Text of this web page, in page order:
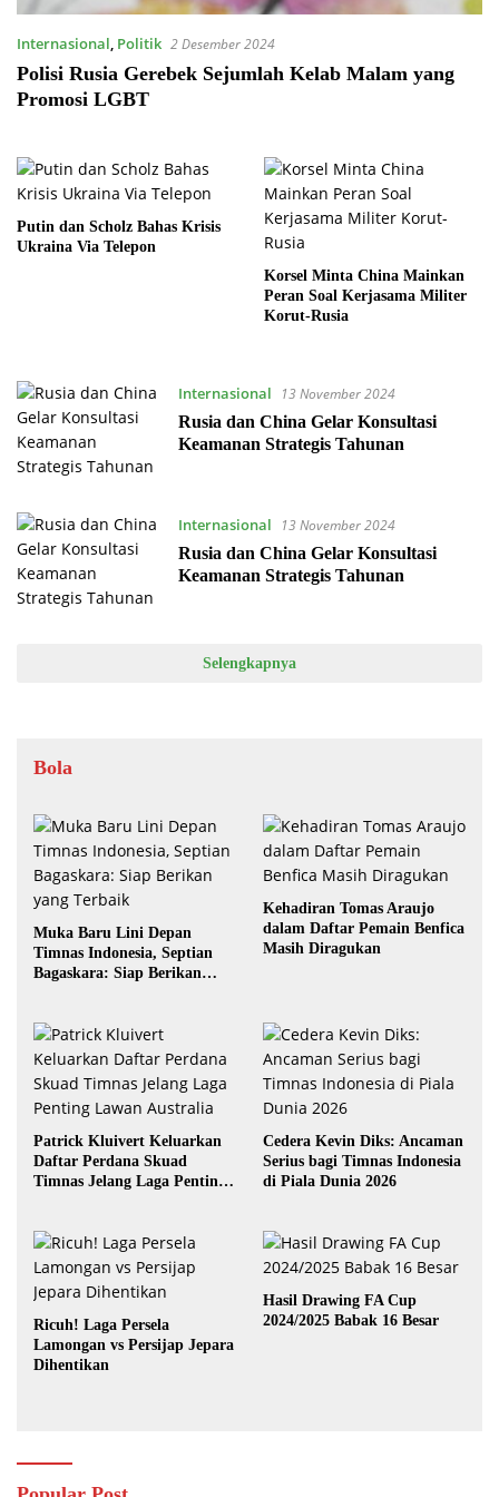
Internasional, Politik 2 Desember 2024
Polisi Rusia Gerebek Sejumlah Kelab Malam yang
Promosi LGBT
Putin dan Scholz Bahas Krisis
Ukraina Via Telepon
Korsel Minta China Mainkan
Peran Soal Kerjasama Militer
Korut-Rusia
Internasional
13 November 2024
Rusia dan China Gelar Konsultasi
Keamanan Strategis Tahunan
Internasional
13 November 2024
Rusia dan China Gelar Konsultasi
Keamanan Strategis Tahunan
Selengkapnya
Bola
Muka Baru Lini Depan
Timnas Indonesia, Septian
Bagaskara: Siap Berikan
Kehadiran Tomas Araujo
dalam Daftar Pemain Benfica
Masih Diragukan
Patrick Kluivert Keluarkan
Daftar Perdana Skuad
Timnas Jelang Laga Penting
Cedera Kevin Diks: Ancaman
Serius bagi Timnas Indonesia
di Piala Dunia 2026
Ricuh! Laga Persela
Lamongan vs Persijap Jepara
Dihentikan
Hasil Drawing FA Cup
2024/2025 Babak 16 Besar